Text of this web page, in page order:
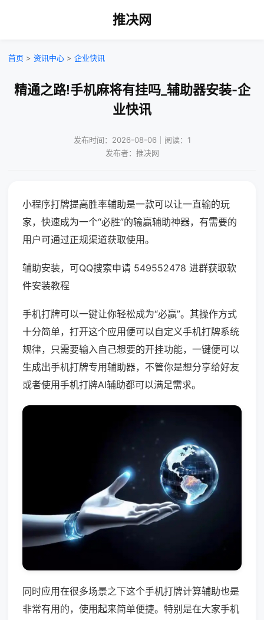
推决网
首页 > 资讯中心 > 企业快讯
精通之路!手机麻将有挂吗_辅助器安装-企
业快讯
发布时间：2026-08-06｜阅读：1
发布者：推决网
小程序打牌提高胜率辅助是一款可以让一直输的玩
家，快速成为一个“必胜”的输赢辅助神器，有需要的
用户可通过正规渠道获取使用。
辅助安装，可QQ搜索申请 549552478 进群获取软
件安装教程
手机打牌可以一键让你轻松成为“必赢”。其操作方式
十分简单，打开这个应用便可以自定义手机打牌系统
规律，只需要输入自己想要的开挂功能，一键便可以
生成出手机打牌专用辅助器，不管你是想分享给好友
或者使用手机打牌AI辅助都可以满足需求。
同时应用在很多场景之下这个手机打牌计算辅助也是
非常有用的，使用起来简单便捷。特别是在大家手机